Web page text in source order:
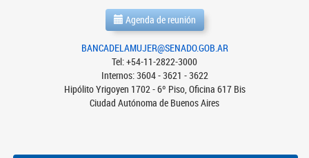
Agenda de reunión
BANCADELAMUJER@SENADO.GOB.AR
Tel: +54-11-2822-3000
Internos: 3604 - 3621 - 3622
Hipólito Yrigoyen 1702 - 6º Piso, Oficina 617 Bis
Ciudad Autónoma de Buenos Aires